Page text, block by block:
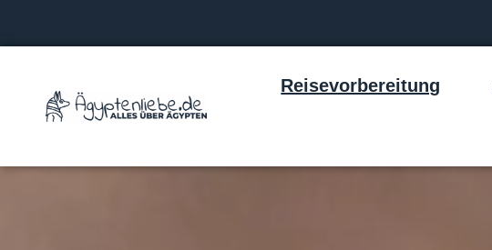
Reisevorbereitung